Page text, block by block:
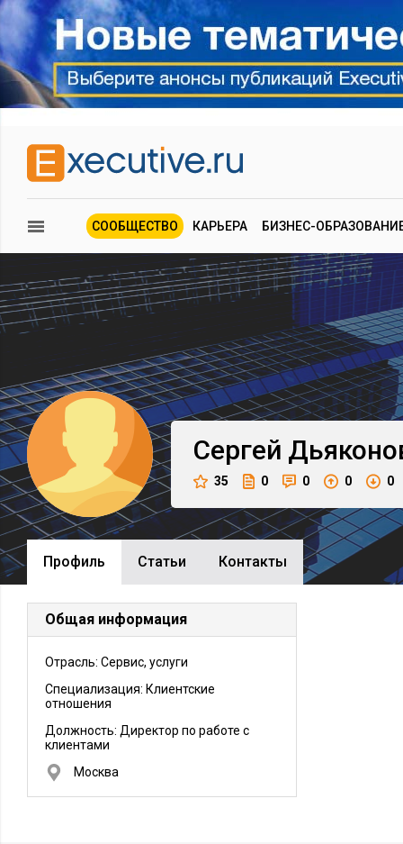
СООБЩЕСТВО КАРЬЕРА БИЗНЕС-
Сергей
35 0 0 0 0
Профиль Cтатьи Контакты
Общая информация
Отрасль: Сервис, услуги
Специализация: Клиентские
отношения
Должность: Директор по работе с
клиентами
Москва